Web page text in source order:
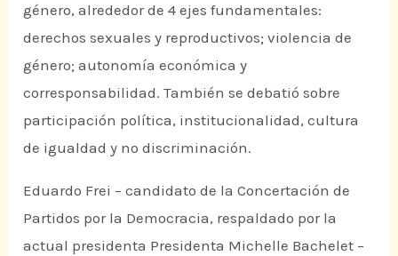
género, alrededor de 4 ejes fundamentales:
derechos sexuales y reproductivos; violencia de
género; autonomía económica y
corresponsabilidad. También se debatió sobre
participación política, institucionalidad, cultura
de igualdad y no discriminación.
Eduardo Frei – candidato de la Concertación de
Partidos por la Democracia, respaldado por la
actual presidenta Presidenta Michelle Bachelet –